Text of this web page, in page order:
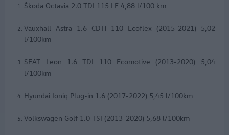
Škoda Octavia 2.0 TDI 115 LE 4,88 l/100 km
Vauxhall Astra 1.6 CDTi 110 Ecoflex (2015-2021) 5,02
l/100km
SEAT Leon 1.6 TDI 110 Ecomotive (2013-2020) 5,04
l/100km
Hyundai Ioniq Plug-in 1.6 (2017-2022) 5,45 l/100km
Volkswagen Golf 1.0 TSI (2013-2020) 5,68 l/100km